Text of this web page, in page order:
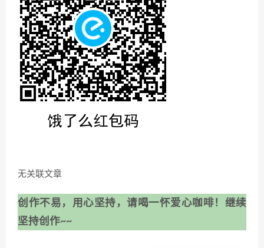
无关联文章
创作不易，用心坚持，请喝一怀爱心咖啡！继续
坚持创作~~